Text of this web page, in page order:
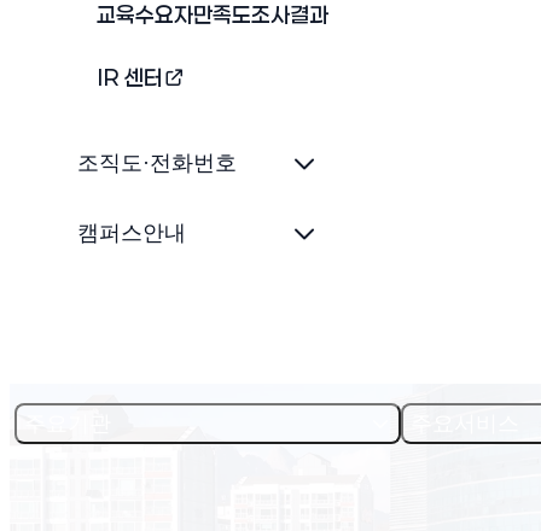
교육수요자만족도조사결과
IR 센터
(새 창 열림)
조직도·전화번호
캠퍼스안내